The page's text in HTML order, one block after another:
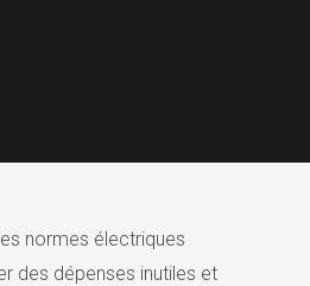
normes électriques
des dépenses inutiles et